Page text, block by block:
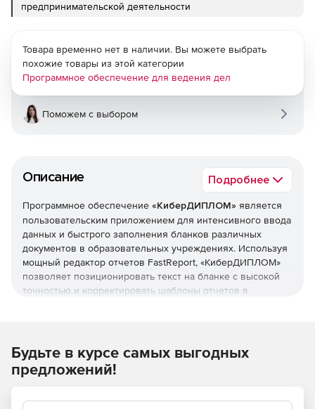
предпринимательской деятельности
Описание Подробнее
Программное обеспечение «КиберДИПЛОМ» является
пользовательским приложением для интенсивного ввода
данных и быстрого заполнения бланков различных
документов в образовательных учреждениях. Используя
мощный редактор отчетов FastReport, «КиберДИПЛОМ»
позволяет позиционировать текст на бланке с высокой
точностью и корректировать шаблоны отчетов в
В программе применяется шаблонный ввод данных,
Возможен импорт данных, таких как дисциплины, часы,
Товара временно нет в наличии. Вы можете выбрать
похожие товары из этой категории
Программное обеспечение для ведения дел
Поможем с выбором
Будьте в курсе самых выгодных
предложений!